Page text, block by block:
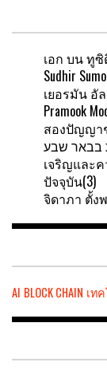
เอก บนทูซิ
Sudhir
เยอรมัน อั
Pramook
สองปัญญา
เจริญและ
ปัจจุบัน(3)
จิดาภา ตั้ง
AI BLOCK CHAIN เท